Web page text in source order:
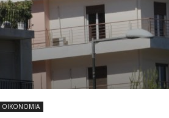
ΟΙΚΟΝΟΜΙΑ